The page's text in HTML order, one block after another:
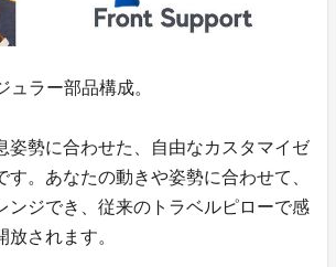
ュラー部品構成。
姿勢に合わせた、自由なカスタマイゼ
す。あなたの動きや姿勢に合わせて、
ンジでき、従来のトラベルピローで感
放されます。